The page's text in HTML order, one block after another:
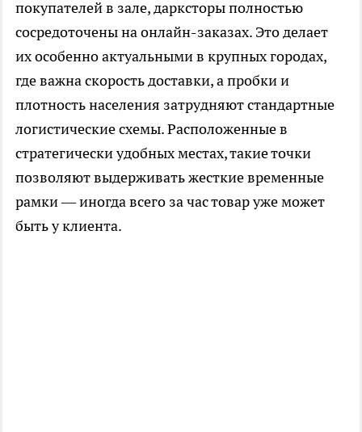
покупателей в зале, дарксторы полностью
сосредоточены на онлайн-заказах. Это делает
их особенно актуальными в крупных городах,
где важна скорость доставки, а пробки и
плотность населения затрудняют стандартные
логистические схемы. Расположенные в
стратегически удобных местах, такие точки
позволяют выдерживать жесткие временные
рамки — иногда всего за час товар уже может
быть у клиента.